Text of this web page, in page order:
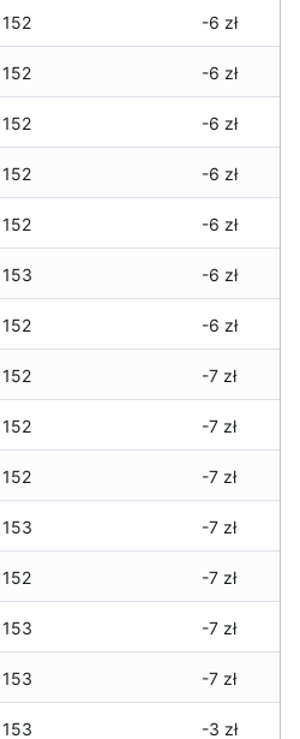
152 -6 zł
152 -6 zł
152 -6 zł
152 -6 zł
152 -6 zł
153 -6 zł
152 -6 zł
152 -7 zł
152 -7 zł
152 -7 zł
153 -7 zł
152 -7 zł
153 -7 zł
153 -7 zł
153 -3 zł